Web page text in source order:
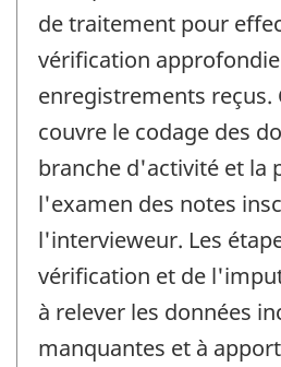
de traitement pour
vérification
enregistrements reçus.
couvre le codage des
branche d'activité et la
l'examen des notes
l'intervieweur. Les
vérification et de
à relever les données
manquantes et à